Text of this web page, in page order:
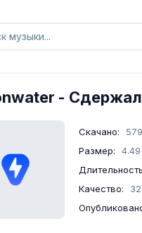
-
Скачано:
579
Размер:
4.49
Качество: